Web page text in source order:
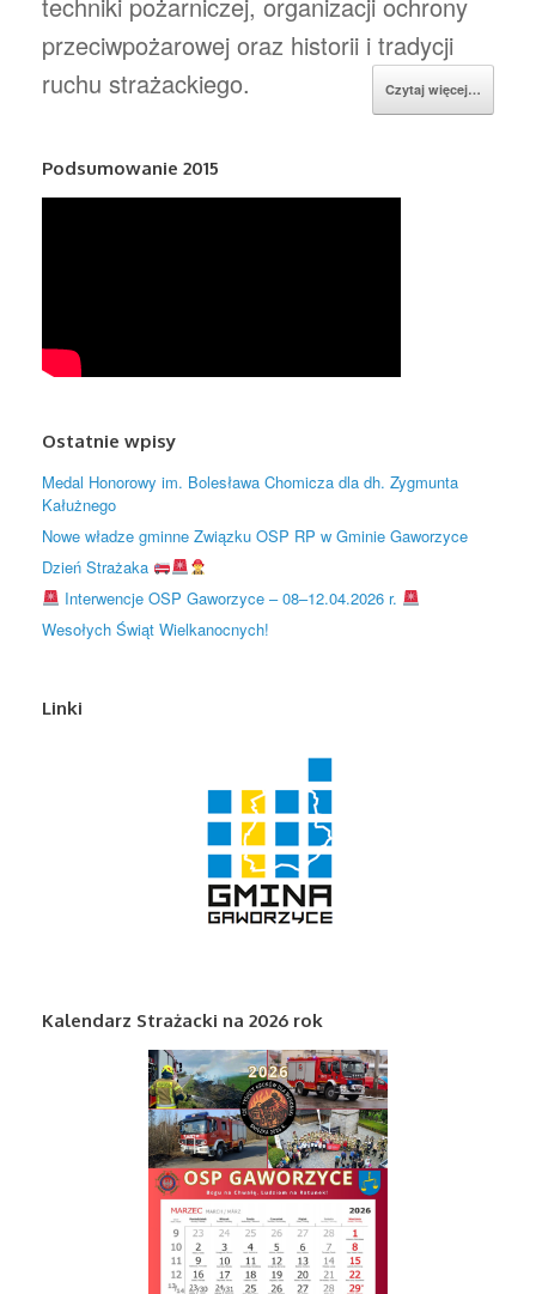
przeciwpożarowej oraz historii i tradycji
ruchu strażackiego.
Czytaj więcej…
Podsumowanie 2015
Ostatnie wpisy
Medal Honorowy im. Bolesława Chomicza dla dh. Zygmunta
Kałużnego
Nowe władze gminne Związku OSP RP w Gminie Gaworzyce
Dzień Strażaka
Interwencje OSP Gaworzyce – 08–12.04.2026 r.
Wesołych Świąt Wielkanocnych!
Linki
Kalendarz Strażacki na 2026 rok